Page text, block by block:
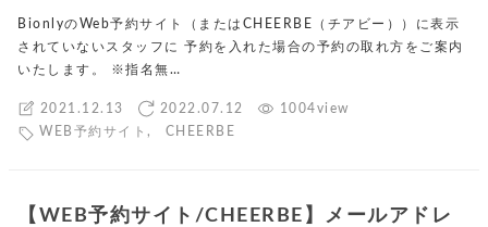
BionlyのWeb予約サイト（またはCHEERBE（チアビー））に表示
されていないスタッフに 予約を入れた場合の予約の取れ方をご案内
いたします。 ※指名無…
2021.12.13 2022.07.12
1004view
WEB予約サイト , CHEERBE
【WEB予約サイト/CHEERBE】メールアドレ